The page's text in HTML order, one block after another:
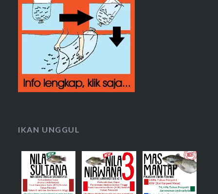
IKAN UNGGUL